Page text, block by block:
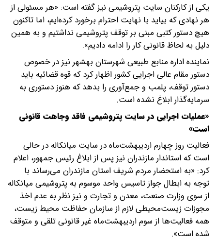
یکی از کارکنان سایت پتروشیمی نیز گفته است: «هر مسئولی از
هر نهادی که بیاید با نهایت احترام برخورد کرده‌ایم، اما تاکنون
هیچ دستور کتبی مبنی بر توقف پتروشیمی نداشتیم و به همین
دلیل به لحاظ قانونی کار را ادامه دادیم».
نماینده اداره منابع طبیعی شهرستان بهشهر نیز در خصوص
دستور مقام عالی اجرایی کشور اظهار کرد که قوه قضائیه باید
دستور توقف، پلمب و جمع‌آوری را بدهد که هنوز دستوری به
سرمایه‌گذار ابلاغ نشده است.
«عملیات اجرایی در سایت پتروشیمی فاقد وجاهت قانونی
است»
فعالیت روز چهارم اردیبهشت‌ماه در سایت میانکاله در حالی
است که استاندار مازندران نیز پس از ابلاغ رئیس جمهور، اعلام
کرد: «به استحضار مردم شریف استان مازندران می‌رساند با
توجه به ابطال جواز تاسیس واحد موسوم به پتروشیمی میانکاله
از سوی وزارت صنعت، معدن و تجارت و نیز نظر به عدم اخذ
مجوزات زیست‌محیطی لازم از سازمان حفاظت محیط زیست،
همه فعالیت‌ها از سوم اردیبهشت‌ماه غیر قانونی تلقی و متوقف
شده است».